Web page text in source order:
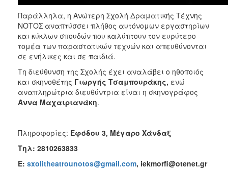
Παράλληλα, η Ανώτερη Σχολή Δραματικής Τέχνης
ΝΟΤΟΣ αναπτύσσει πλήθος αυτόνομων εργαστηρίων
και κύκλων σπουδών που καλύπτουν τον ευρύτερο
τομέα των παραστατικών τεχνών και απευθύνονται
σε ενήλικες και σε παιδιά.
Τη διεύθυνση της Σχολής έχει αναλάβει ο ηθοποιός
και σκηνοθέτης Γιωργής Τσαμπουράκης, ενώ
αναπληρώτρια διευθύντρια είναι η σκηνογράφος
Άννα Μαχαιριανάκη.
Πληροφορίες: Εφόδου 3, Μέγαρο Χάνδαξ
Τηλ: 2810263833
E: sxolitheatrounotos@gmail.com, iekmorfi@otenet.gr